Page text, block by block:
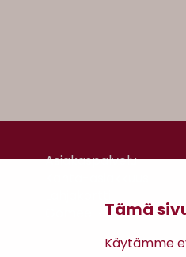
Tämä
Käytämme
Asiakaspalvelu
Gomee Ratsula Café